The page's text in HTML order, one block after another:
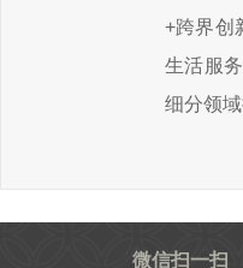
+跨界创
生活服
细分领
微信扫一扫